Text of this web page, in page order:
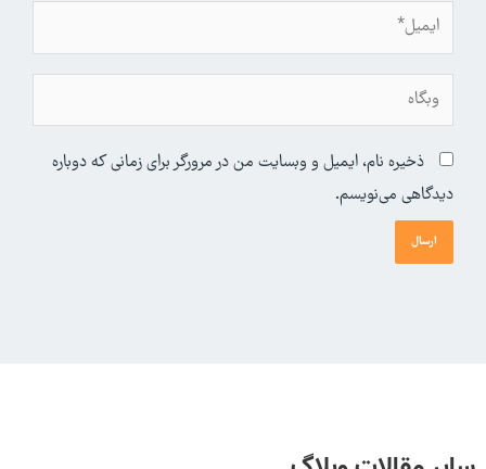
ایمیل*
وبگاه
ذخیره نام، ایمیل و وبسایت من در مرورگر برای زمانی که دوباره
دیدگاهی می‌نویسم.